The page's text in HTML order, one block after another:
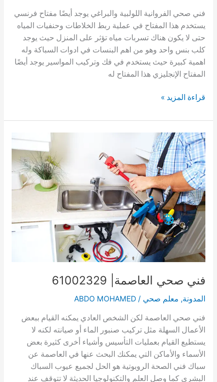
فني صحي الفروانية اللولبية والبراغي يوجد أيضًا مفتاح فرنسي
يستخدم هذا المفتاح في عملية ربط الخلاطات وحنفيات المياه
حتى لا يكون هناك تسربات مياه تؤثر على المنزل حيث يوجد
كلب بنس واحد وهو من اهم البنسات في ادوات السباكة وله
اهمية كبيرة حيث يستخدم في فك وتركيب المواسير يوجد أيضًا
المفتاح الإنجليزي هذا المفتاح له
فني
الفروانية|
61002329
قراءة المزيد »
فني صحي العاصمة| 61002329
المدونة, معلم صحي /
ABDO MOHAMED
فني صحي العاصمة لكن الشخص العادي يمكنه القيام ببعض
الأعمال السهلة مثل تركيب صنبور الماء أو صيانته لكنه لا
يستطيع القيام بعمليات التأسيس وأشياء أخرى كثيرة بعض
الأسماء والأماكن التي يمكنك البحث عنها في العاصمة عن
سباك فني الصحة الروبوتية هو الحل لجميع عيوب السباك
البشري كما وصل العلم والتكنولوجيا الحديثة لا تتوقف عند